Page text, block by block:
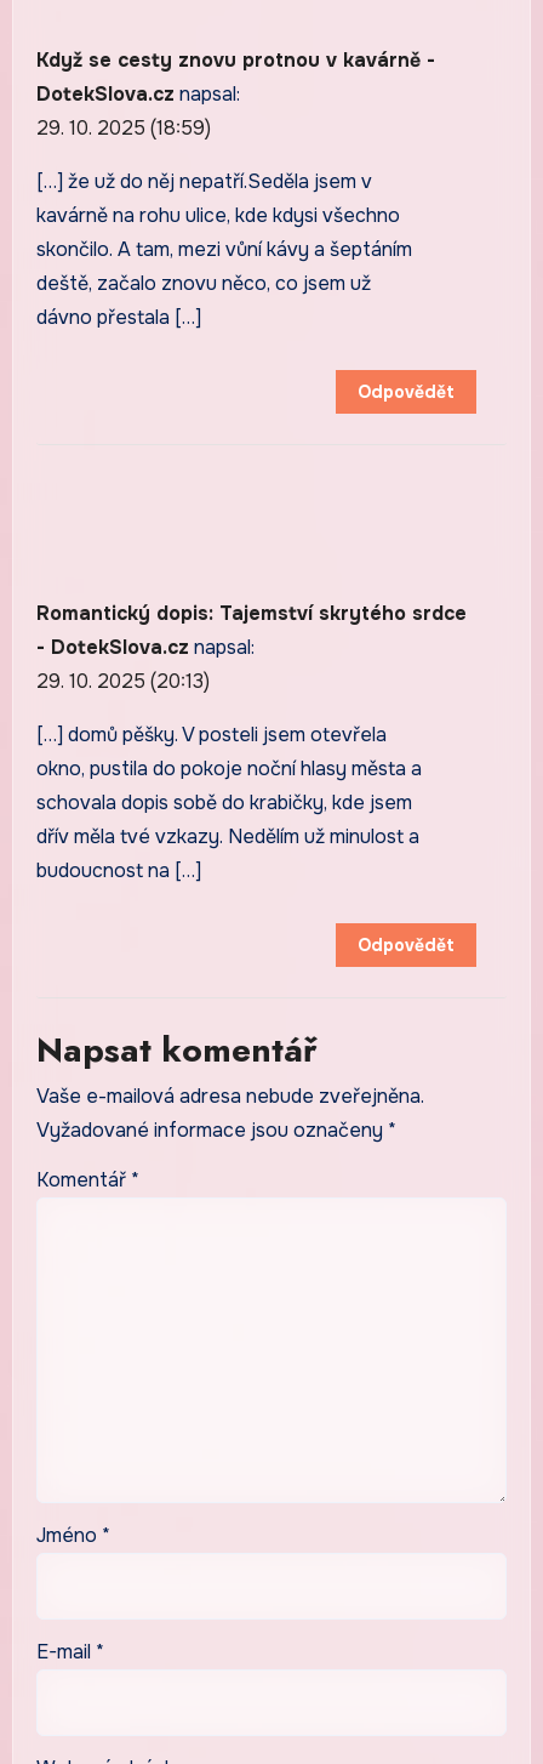
Když se cesty znovu protnou v kavárně -
DotekSlova.cz napsal:
29. 10. 2025 (18:59)
[…] že už do něj nepatří.Seděla jsem v
kavárně na rohu ulice, kde kdysi všechno
skončilo. A tam, mezi vůní kávy a šeptáním
deště, začalo znovu něco, co jsem už
dávno přestala […]
Odpovědět
Romantický dopis: Tajemství skrytého srdce
- DotekSlova.cz napsal:
29. 10. 2025 (20:13)
[…] domů pěšky. V posteli jsem otevřela
okno, pustila do pokoje noční hlasy města a
schovala dopis sobě do krabičky, kde jsem
dřív měla tvé vzkazy. Nedělím už minulost a
budoucnost na […]
Odpovědět
Napsat komentář
Vaše e-mailová adresa nebude zveřejněna.
Vyžadované informace jsou označeny *
Komentář *
Jméno *
E-mail *